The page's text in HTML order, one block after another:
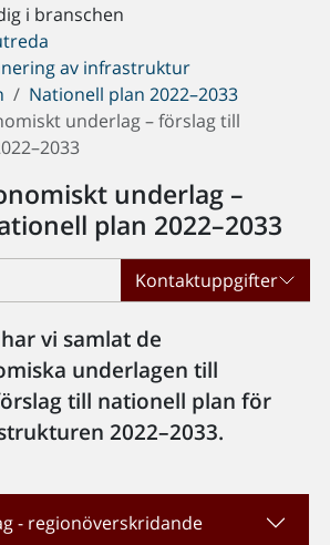
i branschen
av infrastruktur
Nationell plan 2022–2033
underlag – förslag till
underlag –
plan 2022–2033
Kontaktuppgifter
vi samlat de
underlagen till
till nationell plan för
2022–2033.
- regionöverskridande